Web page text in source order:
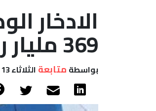
الادخار
369 مليار ردهم
بواسطة متابعة الثلاثاء 13 ديسمبر, 2022 - 14:57